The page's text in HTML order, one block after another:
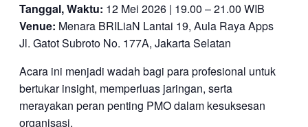
Tanggal, Waktu: 12 Mei 2026 | 19.00 – 21.00 WIB
Venue: Menara BRILiaN Lantai 19, Aula Raya Apps
Jl. Gatot Subroto No. 177A, Jakarta Selatan
Acara ini menjadi wadah bagi para profesional untuk
bertukar insight, memperluas jaringan, serta
merayakan peran penting PMO dalam kesuksesan
organisasi.